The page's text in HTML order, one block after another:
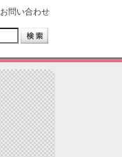
お問い合わせ